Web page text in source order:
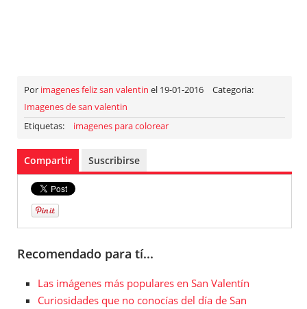
Por imagenes feliz san valentin el 19-01-2016
Categoria:
Imagenes de san valentin
Etiquetas:
imagenes para colorear
Compartir Suscribirse
Recomendado para tí...
Las imágenes más populares en San Valentín
Curiosidades que no conocías del día de San